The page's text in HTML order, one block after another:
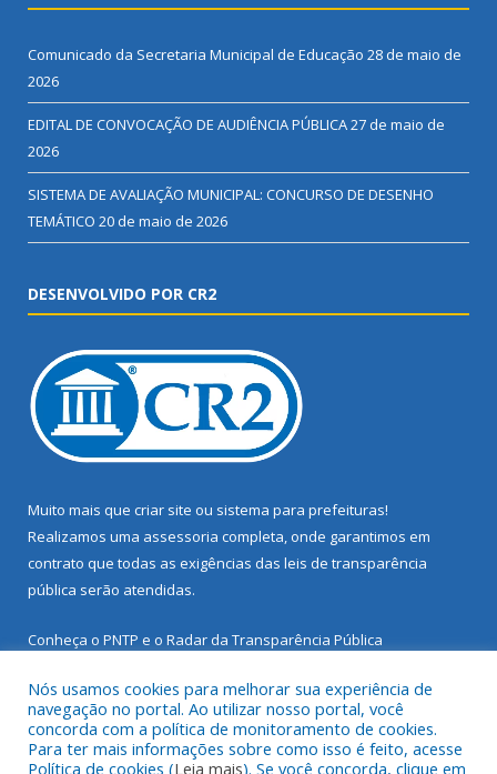
Comunicado da Secretaria Municipal de Educação 28 de maio de
2026
EDITAL DE CONVOCAÇÃO DE AUDIÊNCIA PÚBLICA27 de maio de
2026
SISTEMA DE AVALIAÇÃO MUNICIPAL: CONCURSO DE DESENHO
TEMÁTICO 20 de maio de 2026
DESENVOLVIDO POR CR2
Muito mais que criar site ou sistema para prefeituras!
Realizamos uma assessoria completa, onde garantimos em
contrato que todas as exigências das leis de transparência
pública serão atendidas.
Conheça o PNTP e o Radar da Transparência Pública
Todos os direitos reservados a Prefeitura Municipal de Santarém
Nós usamos cookies para melhorar sua experiência de
navegação no portal. Ao utilizar nosso portal, você
concorda com a política de monitoramento de cookies.
Para ter mais informações sobre como isso é feito, acesse
Política de cookies (Leia mais). Se você concorda, clique em